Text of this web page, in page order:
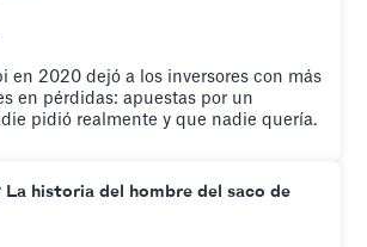
en 2020 dejó a los inversores con más
en pérdidas: apuestas por un
pidió realmente y que nadie quería.
La historia del hombre del saco de